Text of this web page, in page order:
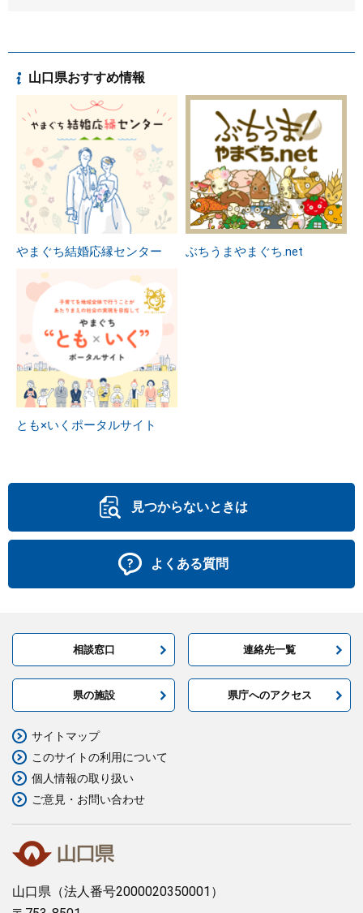
山口県おすすめ情報
やまぐち結婚応縁センター ぶちうまやまぐち.net
とも×いくポータルサイト
見つからないときは
よくある質問
相談窓口 連絡先一覧
県の施設 県庁へのアクセス
山口県 （法人番号2000020350001）
サイトマップ
このサイトの利用について
個人情報の取り扱い
ご意見・お問い合わせ